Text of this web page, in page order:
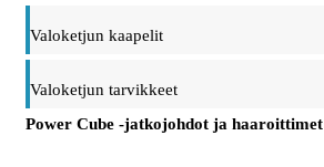
Valoketjun kaapelit
Valoketjun tarvikkeet
Power Cube -jatkojohdot ja haaroittimet